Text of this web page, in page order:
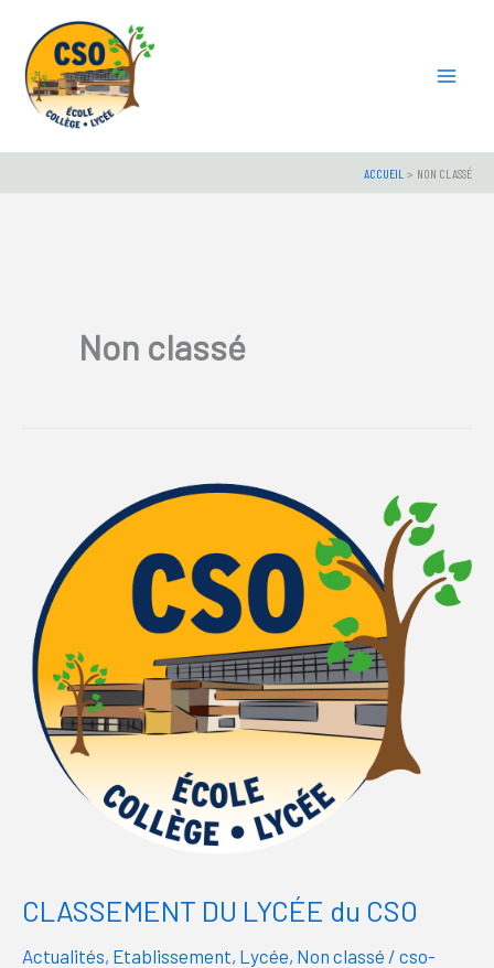
contenu
ACCUEIL NON CLASSÉ
Non classé
CLASSEMENT DU LYCÉE du CSO
Actualités, Etablissement, Lycée, Non classé / cso-
LYCÉE
CSO